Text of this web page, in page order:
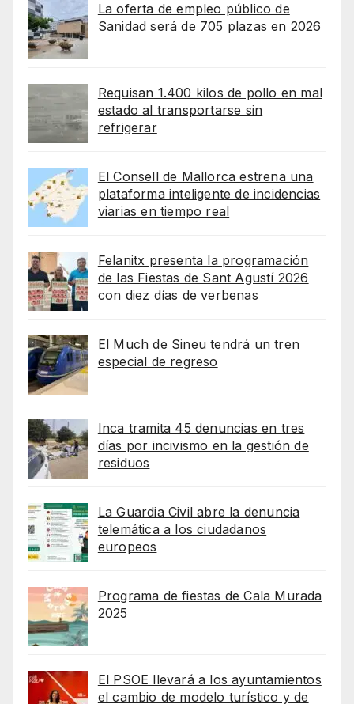
La oferta de empleo público de
Sanidad será de 705 plazas en 2026
Requisan 1.400 kilos de pollo en mal
estado al transportarse sin
refrigerar
El Consell de Mallorca estrena una
plataforma inteligente de incidencias
viarias en tiempo real
Felanitx presenta la programación
de las Fiestas de Sant Agustí 2026
con diez días de verbenas
El Much de Sineu tendrá un tren
especial de regreso
Inca tramita 45 denuncias en tres
días por incivismo en la gestión de
residuos
La Guardia Civil abre la denuncia
telemática a los ciudadanos
europeos
Programa de fiestas de Cala Murada
2025
El PSOE llevará a los ayuntamientos
el cambio de modelo turístico y de